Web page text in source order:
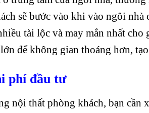
sẽ bước vào khi vào ngôi nhà
tài lộc và may mắn nhất cho
để không gian thoáng hơn,
phí đầu tư
nội thất phòng khách, bạn cần